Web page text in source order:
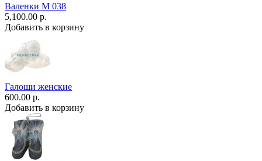
Валенки М 038
5,100.00 р.
Добавить в корзину
Галоши женские
600.00 р.
Добавить в корзину